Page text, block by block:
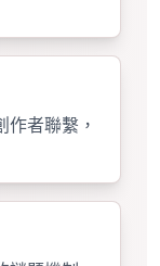
者聯繫，